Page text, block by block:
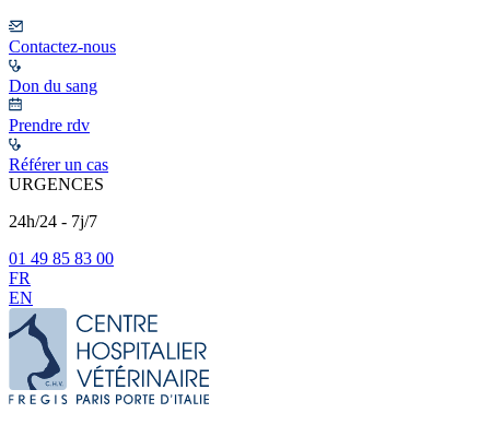
Contactez-nous
Don du sang
Prendre rdv
Référer un cas
URGENCES
24h/24 - 7j/7
01 49 85 83 00
FR
EN